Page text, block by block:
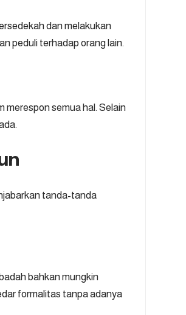
dan melakukan
peduli terhadap orang lain.
merespon semua hal. Selain
tanda-tanda
bahkan mungkin
formalitas tanpa adanya